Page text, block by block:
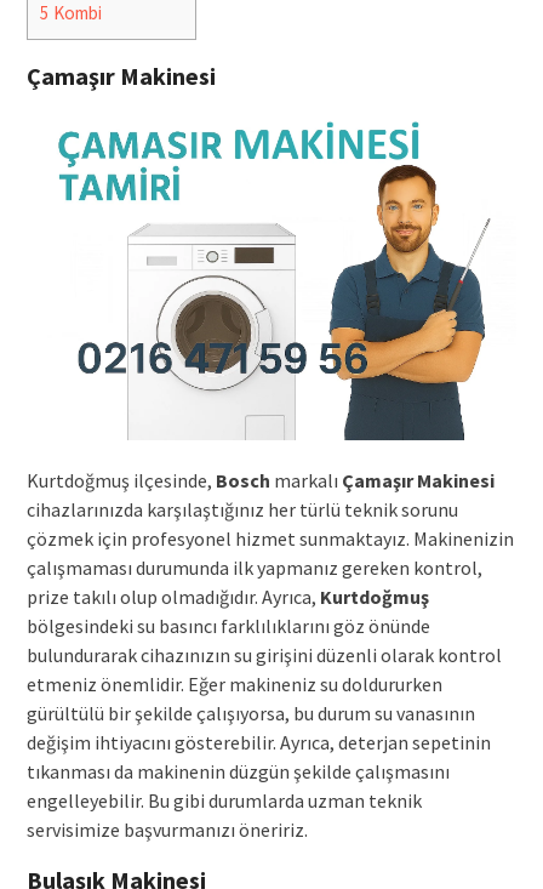
5 Kombi
Çamaşır Makinesi
Kurtdoğmuş ilçesinde, Bosch markalı Çamaşır Makinesi
cihazlarınızda karşılaştığınız her türlü teknik sorunu
çözmek için profesyonel hizmet sunmaktayız. Makinenizin
çalışmaması durumunda ilk yapmanız gereken kontrol,
prize takılı olup olmadığıdır. Ayrıca, Kurtdoğmuş
bölgesindeki su basıncı farklılıklarını göz önünde
bulundurarak cihazınızın su girişini düzenli olarak kontrol
etmeniz önemlidir. Eğer makineniz su doldururken
gürültülü bir şekilde çalışıyorsa, bu durum su vanasının
değişim ihtiyacını gösterebilir. Ayrıca, deterjan sepetinin
tıkanması da makinenin düzgün şekilde çalışmasını
engelleyebilir. Bu gibi durumlarda uzman teknik
servisimize başvurmanızı öneririz.
Bulaşık Makinesi